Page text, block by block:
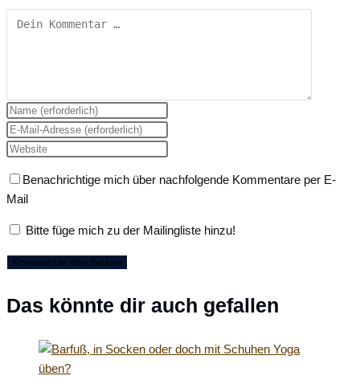
Gib
deinen
Namen
Benutzernamen
zum
Kommentieren
Gib
deine
Mail-
Adresse
zum
ein
Gib
Website-
URL
ein
Benachrichtige mich über nachfolgende Kommentare per E-
Mail
Bitte füge mich zu der Mailingliste hinzu!
Das könnte dir auch gefallen